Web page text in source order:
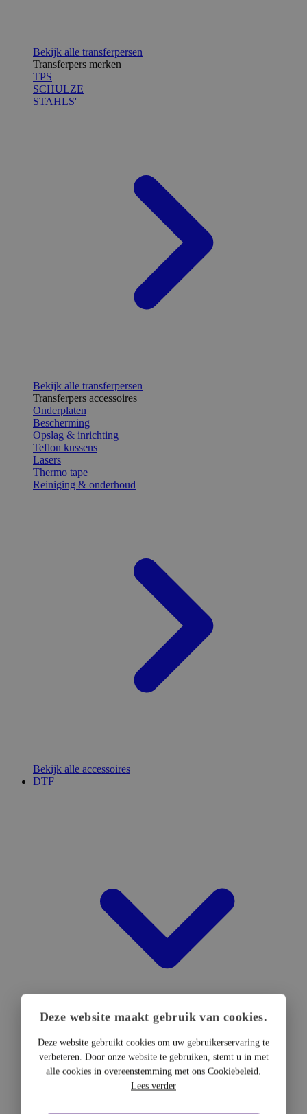
Bekijk alle transferpersen
Transferpers merken
TPS
SCHULZE
STAHLS'
Bekijk alle transferpersen
Transferpers accessoires
Onderplaten
Bescherming
Opslag & inrichting
Teflon kussens
Lasers
Thermo tape
Reiniging & onderhoud
Bekijk alle accessoires
DTF
DTF Hardware
DTF Printers
Deze website maakt gebruik van cookies.
Deze website gebruikt cookies om uw gebruikerservaring te
verbeteren. Door onze website te gebruiken, stemt u in met
alle cookies in overeenstemming met ons Cookiebeleid.
Lees verder